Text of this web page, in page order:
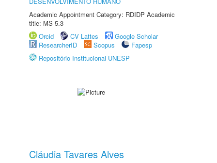
Academic Appointment Category: RDIDP Academic
title: MS-5.3
Orcid
CV Lattes
Google Scholar
ResearcherID
Scopus
Fapesp
Repositório Institucional UNESP
Cláudia Tavares Alves